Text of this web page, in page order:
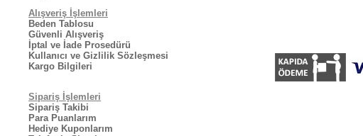
Alışveriş İşlemleri
Beden Tablosu
Güvenli Alışveriş
İptal ve İade Prosedürü
Kullanıcı ve Gizlilik Sözleşmesi
Kargo Bilgileri
Sipariş İşlemleri
Sipariş Takibi
Para Puanlarım
Hediye Kuponlarım